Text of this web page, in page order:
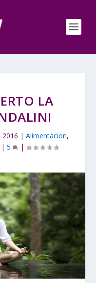
LA
2016 | Alimentacion,
| 5 |